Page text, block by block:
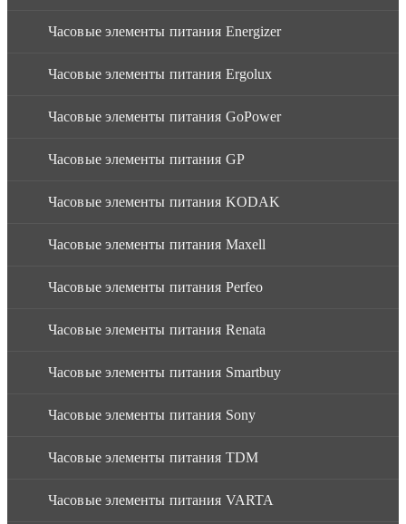
Часовые элементы питания Energizer
Часовые элементы питания Ergolux
Часовые элементы питания GoPower
Часовые элементы питания GP
Часовые элементы питания KODAK
Часовые элементы питания Maxell
Часовые элементы питания Perfeo
Часовые элементы питания Renata
Часовые элементы питания Smartbuy
Часовые элементы питания Sony
Часовые элементы питания TDM
Часовые элементы питания VARTA